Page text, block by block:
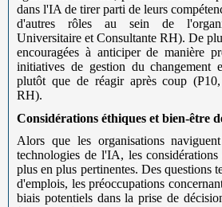
dans l'IA de tirer parti de leurs
d'autres rôles au sein de
Universitaire et Consultante RH). De
encouragées à anticiper de manière
initiatives de gestion du changement
plutôt que de réagir après coup
RH).
Considérations éthiques et bien-être
Alors que les organisations
technologies de l'IA, les
plus en plus pertinentes. Des questions
d'emplois, les préoccupations
biais potentiels dans la prise de